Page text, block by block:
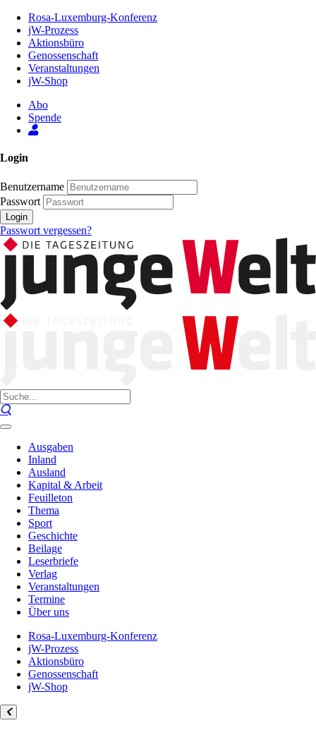
Inhalt
Seite
Rosa-Luxemburg-Konferenz
jW-Prozess
Aktionsbüro
Genossenschaft
Veranstaltungen
jW-Shop
Abo
Spende
Login
Benutzername
Passwort
Login
Passwort vergessen?
Ausgaben
Inland
Ausland
Kapital & Arbeit
Feuilleton
Thema
Sport
Geschichte
Beilage
Leserbriefe
Verlag
Veranstaltungen
Termine
Über uns
Rosa-Luxemburg-Konferenz
jW-Prozess
Aktionsbüro
Genossenschaft
jW-Shop